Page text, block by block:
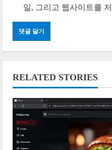
일, 그리고 웹사이트를
RELATED STORIES